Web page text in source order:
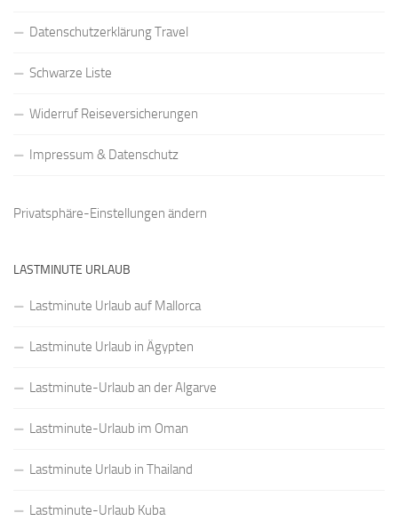
Datenschutzerklärung Travel
Schwarze Liste
Widerruf Reiseversicherungen
Impressum & Datenschutz
Privatsphäre-Einstellungen ändern
LASTMINUTE URLAUB
Lastminute Urlaub auf Mallorca
Lastminute Urlaub in Ägypten
Lastminute-Urlaub an der Algarve
Lastminute-Urlaub im Oman
Lastminute Urlaub in Thailand
Lastminute-Urlaub Kuba